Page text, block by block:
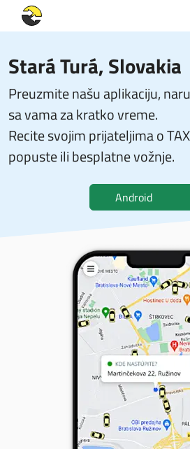
Stará Turá, Slovakia
Preuzmite našu aplikaciju,
sa vama za kratko vreme.
Recite svojim prijateljima o
popuste ili besplatne vožnje.
Android